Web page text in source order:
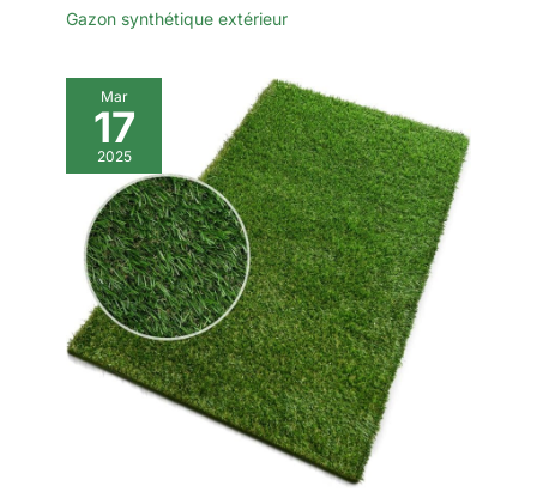
Gazon synthétique extérieur
Mar
17
2025